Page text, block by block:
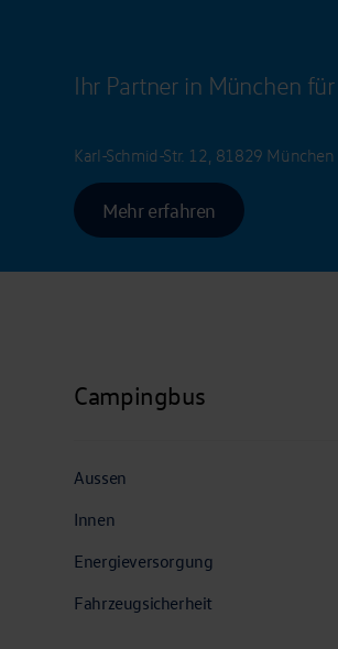
Ihr Partner in München
Karl-Schmid-Str. 12, 81829 München
Mehr erfahren
Campingbus
Aussen
Innen
Energieversorgung
Fahrzeugsicherheit